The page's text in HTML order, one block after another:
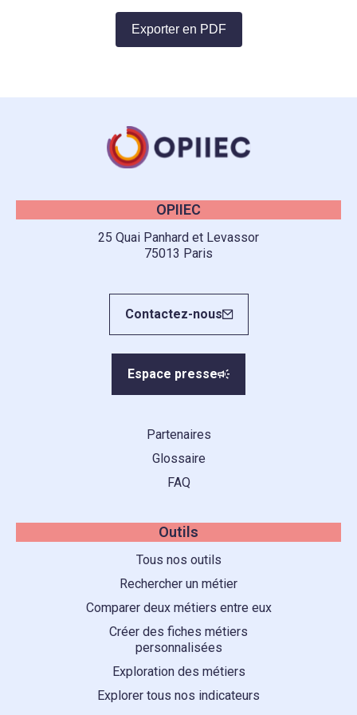
Exporter en PDF
OPIIEC
25 Quai Panhard et Levassor
75013 Paris
Contactez-nous
Espace presse
Partenaires
Glossaire
FAQ
Outils
Tous nos outils
Rechercher un métier
Comparer deux métiers entre eux
Créer des fiches métiers
personnalisées
Exploration des métiers
Explorer tous nos indicateurs